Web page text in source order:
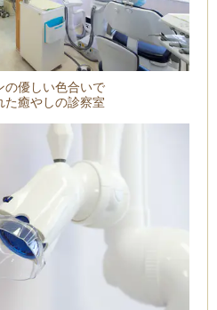
の優しい色合いで
た癒やしの診察室